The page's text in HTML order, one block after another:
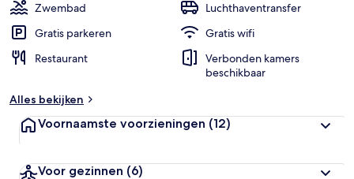
Zwembad
Luchthaventransfer
Gratis parkeren
Gratis wifi
Restaurant
Verbonden kamers
beschikbaar
Alles bekijken
Voornaamste voorzieningen (12)
Voor gezinnen (6)